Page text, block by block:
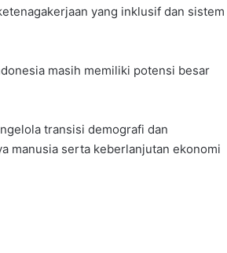
yang inklusif dan sistem
masih memiliki potensi besar
transisi demografi dan
manusia serta keberlanjutan ekonomi